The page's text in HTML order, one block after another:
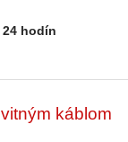
hodín
káblom